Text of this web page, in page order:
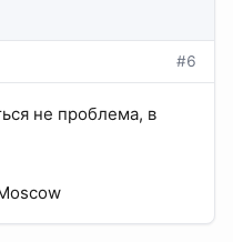
#6
не проблема, в